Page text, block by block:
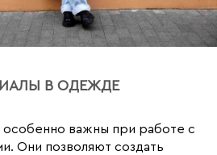
В ОДЕЖДЕ
особенно важны при работе с
Они позволяют создать